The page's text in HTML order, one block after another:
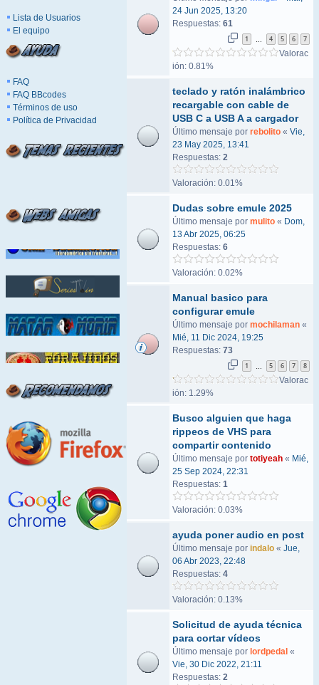
Lista de Usuarios
El equipo
FAQ
FAQ BBcodes
Términos de uso
Política de Privacidad
24 Jun 2025, 13:20
Respuestas: 61
1 4 5 6 7
Valorac
ión: 0.81%
teclado y ratón inalámbrico
recargable con cable de
USB C a USB A a cargador
Último mensaje por rebolito « Vie,
23 May 2025, 13:41
Respuestas: 2
Valoración: 0.01%
Dudas sobre emule 2025
Último mensaje por mulito « Dom,
13 Abr 2025, 06:25
Respuestas: 6
Valoración: 0.02%
Manual basico para
configurar emule
Último mensaje por mochilaman «
Mié, 11 Dic 2024, 19:25
Respuestas: 73
1 5 6 7 8
Valorac
ión: 1.29%
Busco alguien que haga
rippeos de VHS para
compartir contenido
Último mensaje por totiyeah « Mié,
25 Sep 2024, 22:31
Respuestas: 1
Valoración: 0.03%
ayuda poner audio en post
Último mensaje por indalo « Jue,
06 Abr 2023, 22:48
Respuestas: 4
Valoración: 0.13%
Solicitud de ayuda técnica
para cortar vídeos
Último mensaje por lordpedal «
Vie, 30 Dic 2022, 21:11
Respuestas: 2